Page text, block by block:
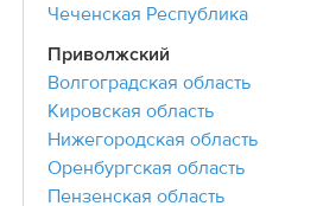
Чеченская Республика
Приволжский
Волгоградская область
Кировская область
Нижегородская область
Оренбургская область
Пензенская область